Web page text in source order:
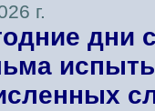
г.
дни